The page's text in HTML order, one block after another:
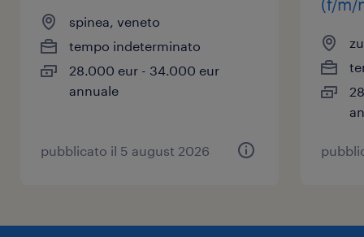
spinea, veneto
tempo indeterminato
28.000 eur - 34.000 eur
annuale
pubblicato il 5 august 2026
(f/m/